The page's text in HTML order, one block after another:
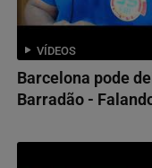
VÍDEOS
Barcelona pode
Barradão -